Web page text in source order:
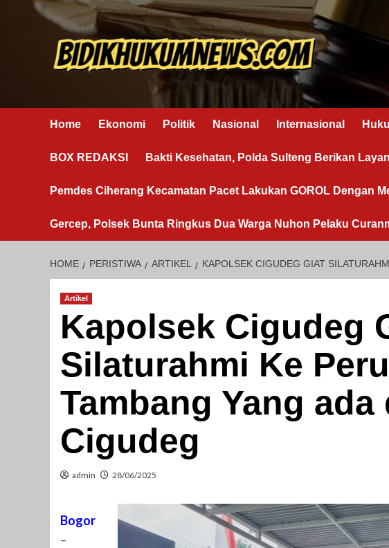
Home Ekonomi Politik Nasional Internasional
BOX REDAKSI Bakti Kesehatan, Polda Sulteng Berikan
Pemdes Ciherang Kecamatan Pacet Lakukan GOROL Dengan
Gercep, Polsek Bunta Ringkus Dua Warga Nuhon Pelaku
HOME PERISTIWA ARTIKEL KAPOLSEK CIGUDEG GIAT
Artikel
Kapolsek Cigudeg
Silaturahmi Ke
Tambang Yang
Cigudeg
admin 28/06/2025
Bogor
–